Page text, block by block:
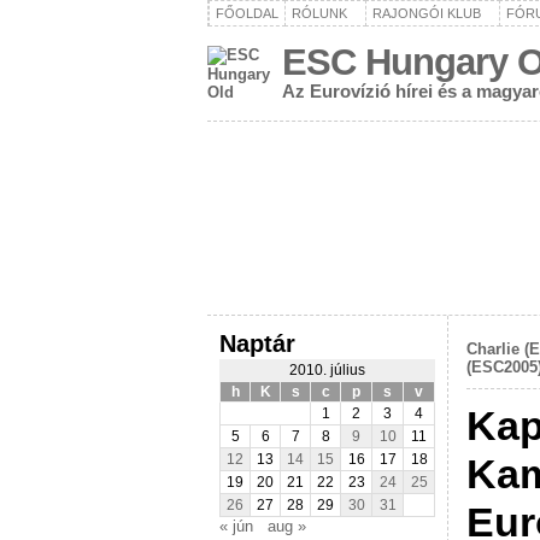
FŐOLDAL RÓLUNK RAJONGÓI KLUB
ESC Hungary
Az Eurovízió hírei és a
Naptár
2010. július
h
K s c p s
v
1
2 3
4
5
6 7 8 9 10
11
12
13 14 15 16 17
18
19
20 21 22 23 24
25
26
27 28 29 30 31
« jún aug »
Charlie